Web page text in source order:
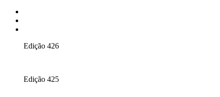
Edição 426
Edição 425